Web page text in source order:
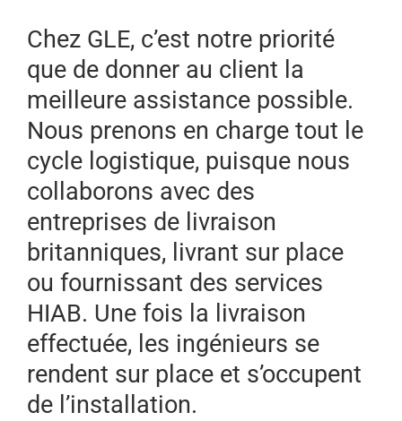
Chez GLE, c’est notre priorité
que de donner au client la
meilleure assistance possible.
Nous prenons en charge tout le
cycle logistique, puisque nous
collaborons avec des
entreprises de livraison
britanniques, livrant sur place
ou fournissant des services
HIAB. Une fois la livraison
effectuée, les ingénieurs se
rendent sur place et s’occupent
de l’installation.